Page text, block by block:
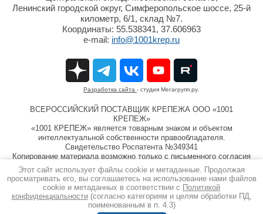
Ленинский городской округ, Симферопольское шоссе, 25-й
километр, 6/1, склад №7.
Координаты: 55.538341, 37.606963
e-mail: info@1001krep.ru
Разработка сайта - студия Мегагрупп.ру.
ВСЕРОССИЙСКИЙ ПОСТАВЩИК КРЕПЕЖА ООО «1001
КРЕПЕЖ»
«1001 КРЕПЕЖ» является товарным знаком и объектом
интеллектуальной собственности правообладателя.
Свидетельство Роспатента №349341
Копирование материала возможно только с письменного согласия
компании ООО «1001 КРЕПЕЖ»
Информация на сайте 1001krep.ru не является публичной
офертой.
Copyright © 2013 - 2026
Политика конфиденциальности
Этот сайт использует файлы cookie и метаданные. Продолжая
просматривать его, вы соглашаетесь на использование нами файлов
cookie и метаданных в соответствии с Политикой
конфиденциальности(согласно категориям и целям обработки ПД,
поименованным в п. 4.3)